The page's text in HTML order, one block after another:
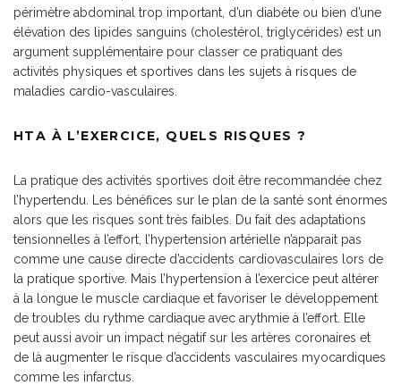
périmètre abdominal trop important, d’un diabète ou bien d’une
élévation des lipides sanguins (cholestérol, triglycérides) est un
argument supplémentaire pour classer ce pratiquant des
activités physiques et sportives dans les sujets à risques de
maladies cardio-vasculaires.
HTA À L’EXERCICE, QUELS RISQUES ?
La pratique des activités sportives doit être recommandée chez
l’hypertendu. Les bénéfices sur le plan de la santé sont énormes
alors que les risques sont très faibles. Du fait des adaptations
tensionnelles à l’effort, l’hypertension artérielle n’apparait pas
comme une cause directe d’accidents cardiovasculaires lors de
la pratique sportive. Mais l’hypertension à l’exercice peut altérer
à la longue le muscle cardiaque et favoriser le développement
de troubles du rythme cardiaque avec arythmie à l’effort. Elle
peut aussi avoir un impact négatif sur les artères coronaires et
de là augmenter le risque d’accidents vasculaires myocardiques
comme les infarctus.